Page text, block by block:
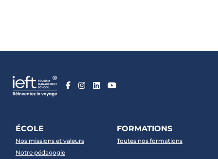
ÉCOLE
Nos missions et valeurs
Notre pédagogie
FORMATIONS
Toutes nos formations